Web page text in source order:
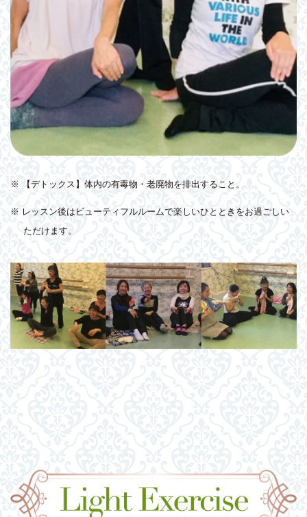
※ 【デトックス】体内の有毒物・老廃物を排出すること。
※ レッスン後はビューティフルルームで楽しいひとときをお過ごしい
ただけます。